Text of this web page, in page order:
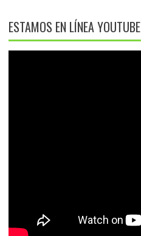
ESTAMOS EN LÍNEA YOUTUBE